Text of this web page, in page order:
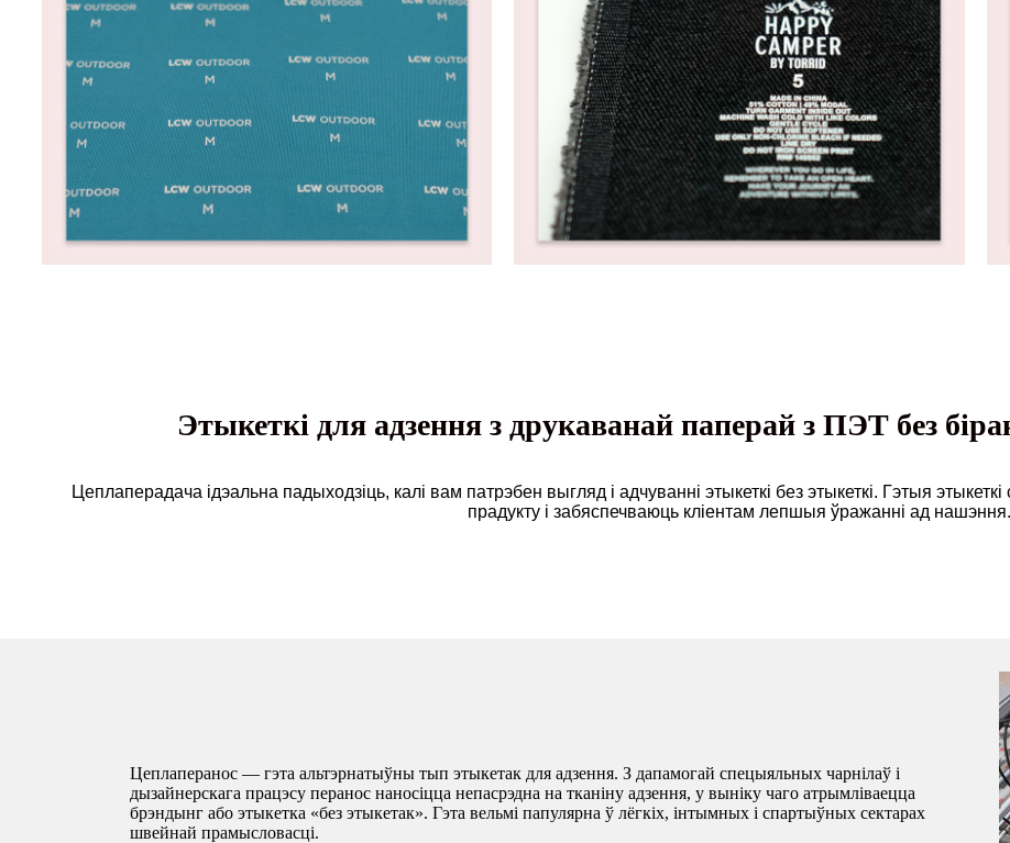
Этыкеткі для адзення з друкаванай паперай з ПЭТ без
Цеплаперадача ідэальна падыходзіць, калі вам патрэбен выгляд і адчуванні этыкеткі без этыкеткі. Гэтыя
прадукту і забяспечваюць кліентам лепшыя ўражанні ад нашэння.
Цеплаперанос — гэта альтэрнатыўны тып этыкетак для адзення. З дапамогай спецыяльных чарнілаў і
дызайнерскага працэсу перанос наносіцца непасрэдна на тканіну адзення, у выніку чаго атрымліваецца
брэндынг або этыкетка «без этыкетак». Гэта вельмі папулярна ў лёгкіх, інтымных і спартыўных сектарах
швейнай прамысловасці.